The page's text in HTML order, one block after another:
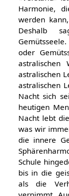
Harmonie,
werden
Deshalb
oder
astralischen
astralischen
astralischen
Nacht sich
heutigen
Nacht lebt
was wir
die innere
Schule
bis in die
als die